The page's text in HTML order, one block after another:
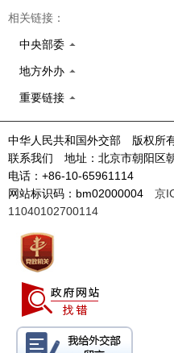
相关链接：
中央部委
地方外办
重要链接
中华人民共和国外交部 版权所
联系我们 地址：北京市朝阳
电话：+86-10-65961114
网站标识码：bm02000004 京
11040102700114